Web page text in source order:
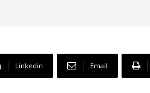
Linkedin Email